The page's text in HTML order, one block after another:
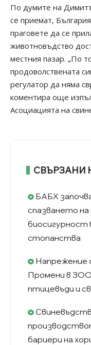
По думите на
се приемат,
праговете да се
животновъдство
местния пазар. „По
продоволствената
регулатор да няма
коментира още
Асоциацията на
СВЪРЗАНИ
БАБХ
спазването
биосигурност
стопанства
Напрежение
Промени в
птицевъди и
бариери на